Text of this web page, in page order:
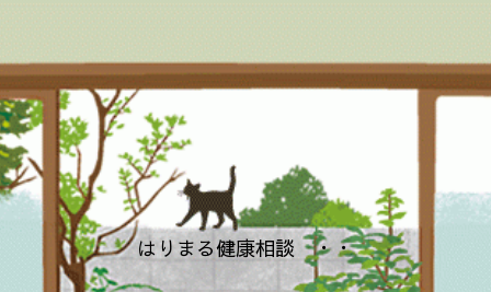
はりまる健康相談 ・・